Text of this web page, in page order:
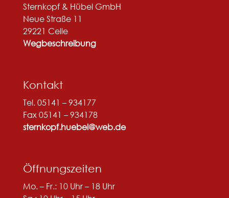
Sternkopf & Hübel GmbH
Neue Straße 11
29221 Celle
Wegbeschreibung
Kontakt
Tel. 05141 – 934177
Fax 05141 – 934178
sternkopf.huebel@web.de
Öffnungszeiten
Mo. – Fr.: 10 Uhr – 18 Uhr